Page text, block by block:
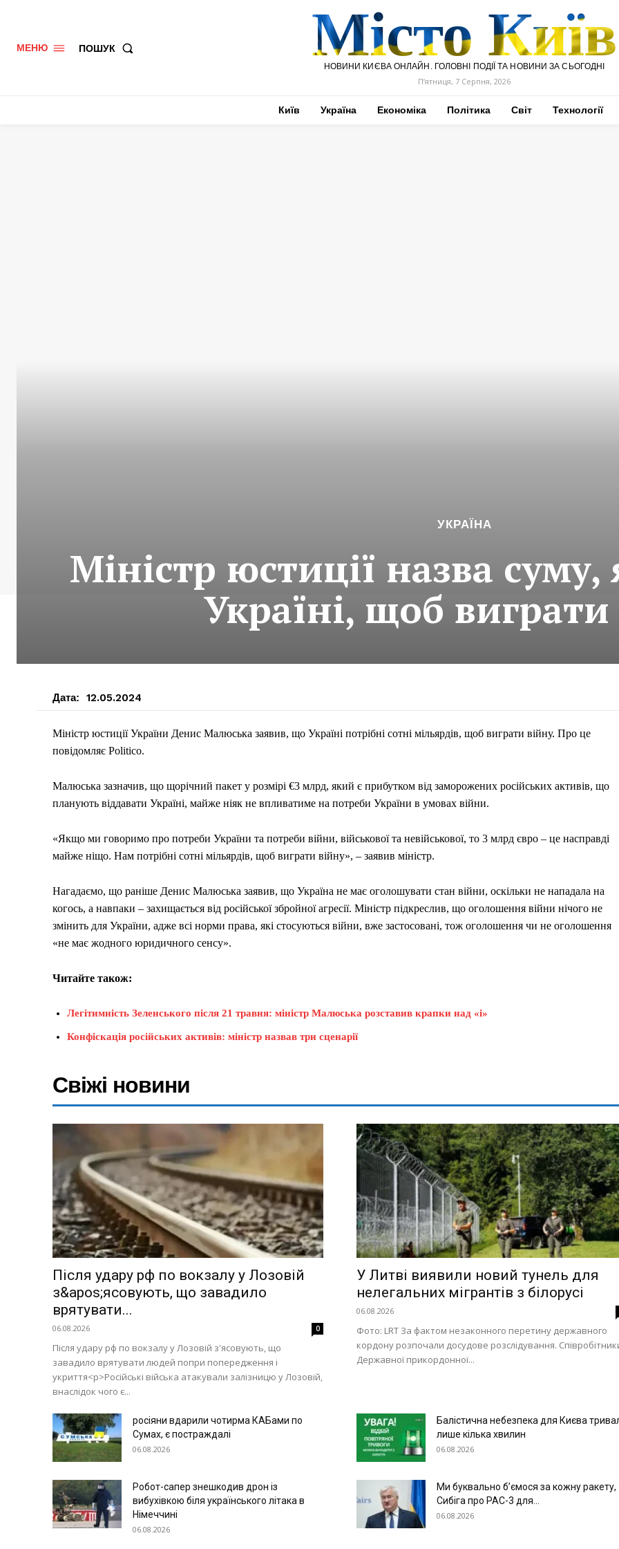
Меню
Україна
Економіка
Політика
Світ
Технології
Війна
МЕНЮ ПОШУК Місто Київ
НОВИНИ КИЄВА ОНЛАЙН. ГОЛОВНІ ПОДІЇ ТА НОВИНИ ЗА СЬОГОДНІ
П’ятниця, 7 Серпня, 2026
Київ Україна Економіка Політика Світ Технології
УКРАЇНА
Міністр юстиції назва суму,
Україні, щоб виграти
Дата: 12.05.2024
Міністр юстиції України Денис Малюська заявив, що Україні потрібні сотні мільярдів, щоб виграти війну. Про це
повідомляє Politico.
Малюська зазначив, що щорічний пакет у розмірі €3 млрд, який є прибутком від заморожених російських активів, що
планують віддавати Україні, майже ніяк не впливатиме на потреби України в умовах війни.
«Якщо ми говоримо про потреби України та потреби війни, військової та невійськової, то 3 млрд євро – це насправді
майже ніщо. Нам потрібні сотні мільярдів, щоб виграти війну», – заявив міністр.
Нагадаємо, що раніше Денис Малюська заявив, що Україна не має оголошувати стан війни, оскільки не нападала на
когось, а навпаки – захищається від російської збройної агресії. Міністр підкреслив, що оголошення війни нічого не
змінить для України, адже всі норми права, які стосуються війни, вже застосовані, тож оголошення чи не оголошення
«не має жодного юридичного сенсу».
Читайте також:
Легітимність Зеленського після 21 травня: міністр Малюська розставив крапки над «і»
Конфіскація російських активів: міністр назвав три сценарії
Свіжі новини
Після удару рф по вокзалу у Лозовій
з&apos;ясовують, що завадило
врятувати...
06.08.2026 0
Після удару рф по вокзалу у Лозовій з'ясовують, що
завадило врятувати людей попри попередження і
укриття<p>Російські війська атакували залізницю у Лозовій,
внаслідок чого є...
У Литві виявили новий тунель для
нелегальних мігрантів з білорусі
06.08.2026
Фото: LRT За фактом незаконного перетину державного
кордону розпочали досудове розслідування.
Державної прикордонної...
росіяни вдарили чотирма КАБами по
Сумах, є постраждалі
06.08.2026
Балістична небезпека для Києва
лише кілька хвилин
06.08.2026
Робот-сапер знешкодив дрон із
вибухівкою біля українського літака в
Німеччині
06.08.2026
Ми буквально б’ємося за кожну ракету,
Сибіга про PAC-3 для...
06.08.2026